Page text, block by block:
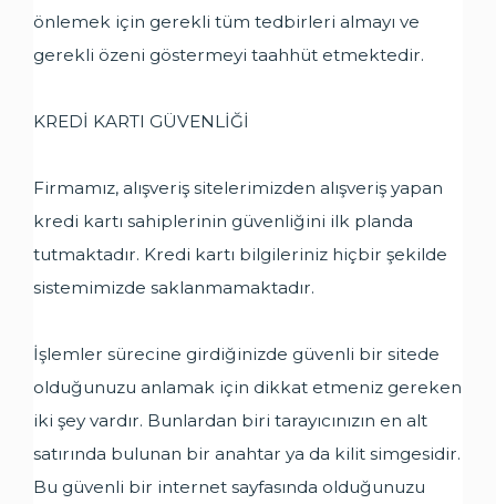
önlemek için gerekli tüm tedbirleri almayı ve
gerekli özeni göstermeyi taahhüt etmektedir.
KREDİ KARTI GÜVENLİĞİ
Firmamız, alışveriş sitelerimizden alışveriş yapan
kredi kartı sahiplerinin güvenliğini ilk planda
tutmaktadır. Kredi kartı bilgileriniz hiçbir şekilde
sistemimizde saklanmamaktadır.
İşlemler sürecine girdiğinizde güvenli bir sitede
olduğunuzu anlamak için dikkat etmeniz gereken
iki şey vardır. Bunlardan biri tarayıcınızın en alt
satırında bulunan bir anahtar ya da kilit simgesidir.
Bu güvenli bir internet sayfasında olduğunuzu